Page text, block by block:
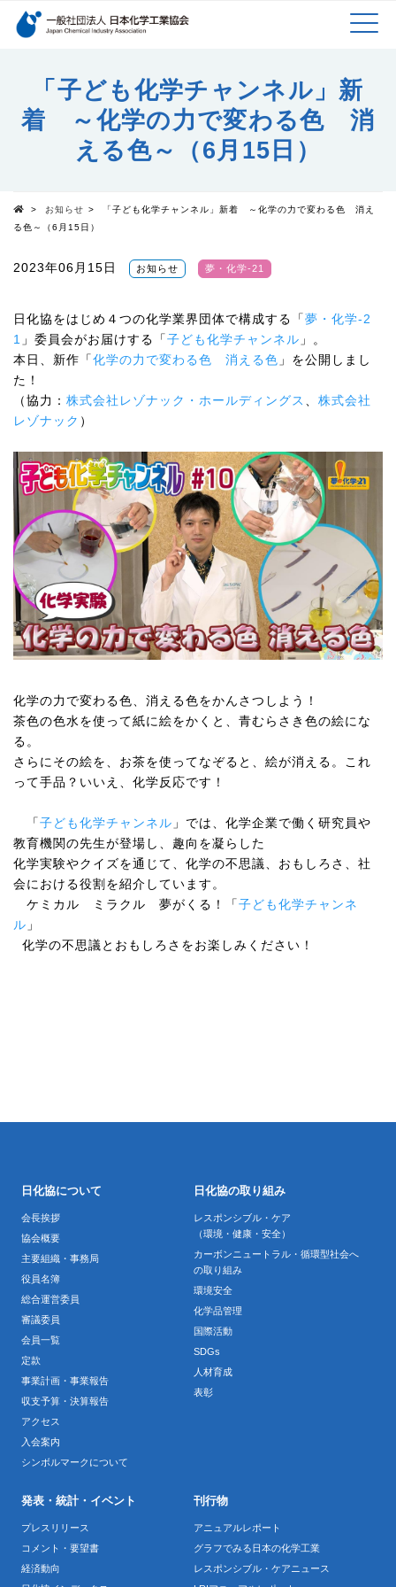
検索キーワード
U
「子ども化学チャンネル」新
着 ～化学の力で変わる色 消
える色～（6月15日）
Top
> お知らせ >
「子ども化学チャンネル」新着 ～化学の力で変わる色 消え
る色～（6月15日）
2023年06月15日 お知らせ 夢・化学-21
日化協をはじめ４つの化学業界団体で構成する「夢・化学-2
1 」委員会がお届けする「子ども化学チャンネル 」。
本日、新作「化学の力で変わる色 消える色 」を公開しまし
た！
（協力： 株式会社レゾナック・ホールディングス
株式会社
レゾナック ）
化学の力で変わる色、消える色をかんさつしよう！
茶色の色水を使って紙に絵をかくと、青むらさき色の絵にな
る。
さらにその絵を、お茶を使ってなぞると、絵が消える。これ
って手品？いいえ、化学反応です！
「子ども化学チャンネル 」では、化学企業で働く研究員や
教育機関の先生が登場し、趣向を凝らした
化学実験やクイズを通じて、化学の不思議、おもしろさ、社
会における役割を紹介しています。
ケミカル ミラクル 夢がくる！「子ども化学チャンネ
ル 」
化学の不思議とおもしろさをお楽しみください！
日化協について
会長挨拶
協会概要
主要組織・事務局
役員名簿
総合運営委員
審議委員
会員一覧
定款
事業計画・事業報告
収支予算・決算報告
アクセス
入会案内
シンボルマークについて
日化協の取り組み
レスポンシブル・ケア
（環境・健康・安全）
カーボンニュートラル・循環型社会へ
の取り組み
環境安全
化学品管理
国際活動
SDGs
人材育成
表彰
発表・統計・イベント
プレスリリース
コメント・要望書
経済動向
刊行物
アニュアルレポート
グラフでみる日本の化学工業
レスポンシブル・ケアニュース